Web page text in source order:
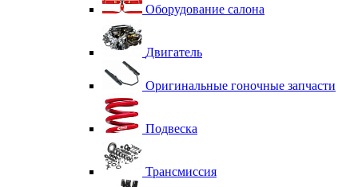
Оборудование салона
Двигатель
Оригинальные гоночные запчасти
Подвеска
Трансмиссия